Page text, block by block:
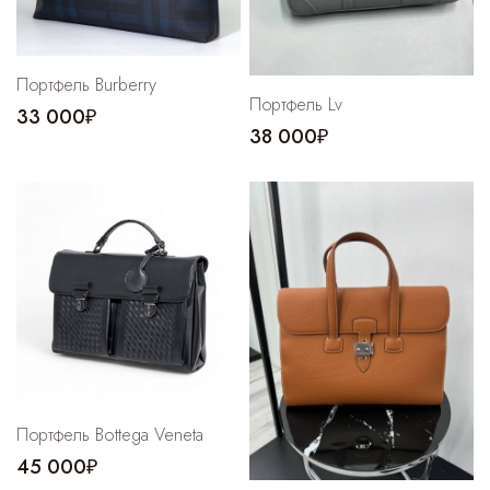
Портфель Burberry
33 000₽ Портфель Lv
38 000₽
Портфель Bottega Veneta
45 000₽